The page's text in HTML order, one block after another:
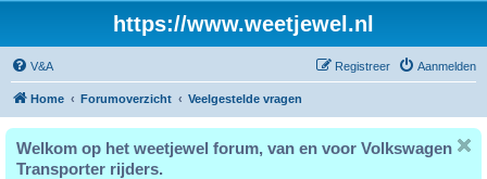
https://www.weetjewel.nl
V&A Aanmelden
Registreer
Home Forumoverzicht Veelgestelde vragen
Welkom op het weetjewel forum, van en voor Volkswagen
Transporter rijders.